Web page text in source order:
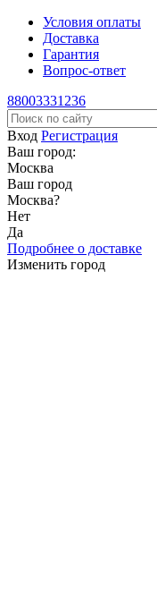
Условия оплаты
Доставка
Гарантия
Вопрос-ответ
88003331236
Вход Регистрация
Ваш город:
Москва
Ваш город
Москва?
Нет
Да
Подробнее о доставке
Изменить город